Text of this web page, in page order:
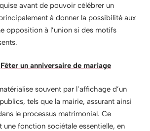
avant de pouvoir célébrer un
à donner la possibilité aux
opposition à l’union si des motifs
Fêter un anniversaire de mariage
souvent par l’affichage d’un
tels que la mairie, assurant ainsi
le processus matrimonial. Ce
une fonction sociétale essentielle, en